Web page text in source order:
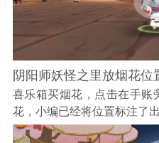
阴阳师妖怪之里放烟花位
喜乐箱买烟花，点击在手账
花，小编已经将位置标注了出